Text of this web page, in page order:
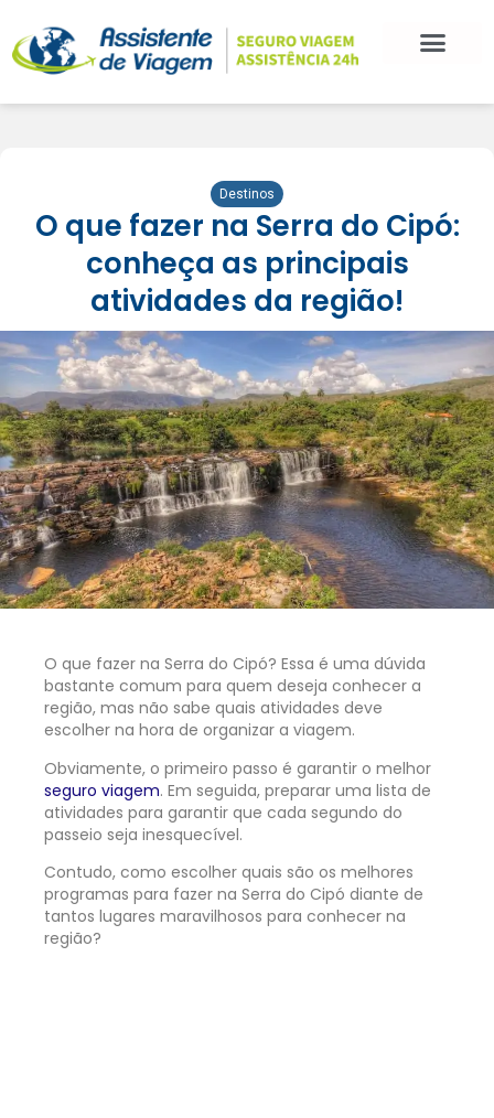
Destinos
O que fazer na Serra do Cipó:
conheça as principais
atividades da região!
O que fazer na Serra do Cipó? Essa é uma dúvida
bastante comum para quem deseja conhecer a
região, mas não sabe quais atividades deve
escolher na hora de organizar a viagem.
Obviamente, o primeiro passo é garantir o melhor
seguro viagem. Em seguida, preparar uma lista de
atividades para garantir que cada segundo do
passeio seja inesquecível.
Contudo, como escolher quais são os melhores
programas para fazer na Serra do Cipó diante de
tantos lugares maravilhosos para conhecer na
região?